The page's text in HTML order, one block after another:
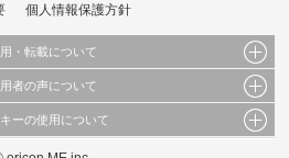
個人情報保護方針
・転載について
、写真、イラスト、画像データ等）及びこれらの配
転載・複製などの二次利用を行うことは固く禁じて
者の声について
サービスの利用者が提出された見解・感想です。
ーの使用について